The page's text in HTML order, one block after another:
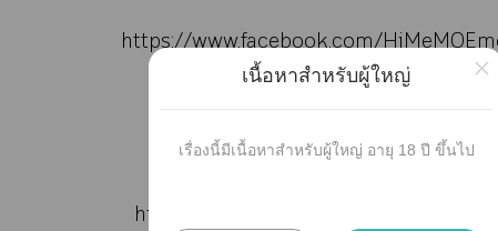
https://www.facebook.com/
าอ่านาเขียนโได้ที่
https://www.mebmarket.com/
เนื้อหาสำหรับผู้ใหญ่
เรื่องนี้มีเนื้อหาสำหรับผู้ใหญ่ อายุ 18 ปี ขึ้นไป
×